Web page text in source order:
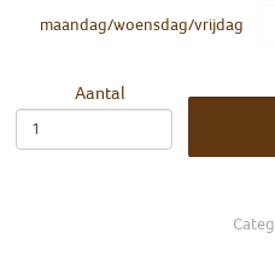
maandag/woensdag/vrijdag
Aantal